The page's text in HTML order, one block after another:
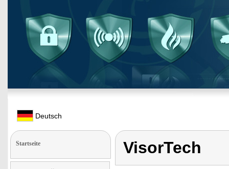
Deutsch
Startseite VisorTech